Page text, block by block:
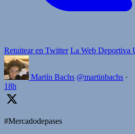
Retuitear en Twitter La Web Deportiva
Martín Bachs @martinbachs ·
18h
#Mercadodepases